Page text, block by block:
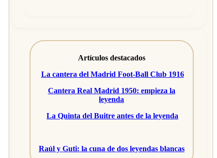
Artículos destacados
La cantera del Madrid Foot-Ball Club 1916
Cantera Real Madrid 1950: empieza la
leyenda
La Quinta del Buitre antes de la leyenda
Raúl y Guti: la cuna de dos leyendas blancas